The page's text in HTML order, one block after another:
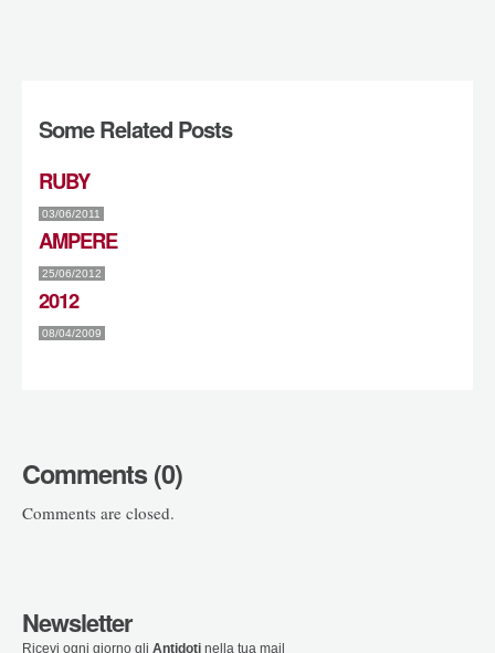
Some Related Posts
RUBY
03/06/2011
AMPERE
25/06/2012
2012
08/04/2009
Comments (0)
Comments are closed.
Newsletter
Ricevi ogni giorno gli Antidoti nella tua mail